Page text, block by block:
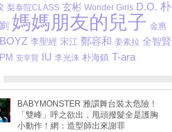
梨泰院CLASS 玄彬 Wonder Girls D.O. 朴
媽媽朋友的兒子 金惠
李聖經 宋江 鄭容和 姜素拉 全智賢
安宰賢 IU 李光洙 朴海鎮 T-ara
BABYMONSTER 雅譞舞台裝太危險！
「雙峰」呼之欲出，甩頭撥髮全是護胸
小動作！網：造型師出來謝罪